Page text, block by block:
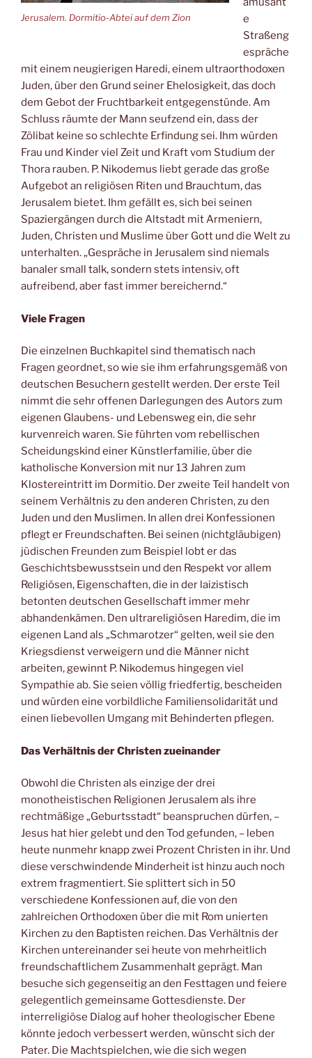
Jerusalem. Dormitio-Abtei auf dem Zion
e
Straßeng
espräche
mit einem neugierigen Haredi, einem ultraorthodoxen
Juden, über den Grund seiner Ehelosigkeit, das doch
dem Gebot der Fruchtbarkeit entgegenstünde. Am
Schluss räumte der Mann seufzend ein, dass der
Zölibat keine so schlechte Erfindung sei. Ihm würden
Frau und Kinder viel Zeit und Kraft vom Studium der
Thora rauben. P. Nikodemus liebt gerade das große
Aufgebot an religiösen Riten und Brauchtum, das
Jerusalem bietet. Ihm gefällt es, sich bei seinen
Spaziergängen durch die Altstadt mit Armeniern,
Juden, Christen und Muslime über Gott und die Welt zu
unterhalten. „Gespräche in Jerusalem sind niemals
banaler small talk, sondern stets intensiv, oft
aufreibend, aber fast immer bereichernd.“
Viele Fragen
Die einzelnen Buchkapitel sind thematisch nach
Fragen geordnet, so wie sie ihm erfahrungsgemäß von
deutschen Besuchern gestellt werden. Der erste Teil
nimmt die sehr offenen Darlegungen des Autors zum
eigenen Glaubens- und Lebensweg ein, die sehr
kurvenreich waren. Sie führten vom rebellischen
Scheidungskind einer Künstlerfamilie, über die
katholische Konversion mit nur 13 Jahren zum
Klostereintritt im Dormitio. Der zweite Teil handelt von
seinem Verhältnis zu den anderen Christen, zu den
Juden und den Muslimen. In allen drei Konfessionen
pflegt er Freundschaften. Bei seinen (nichtgläubigen)
jüdischen Freunden zum Beispiel lobt er das
Geschichtsbewusstsein und den Respekt vor allem
Religiösen, Eigenschaften, die in der laizistisch
betonten deutschen Gesellschaft immer mehr
abhandenkämen. Den ultrareligiösen Haredim, die im
eigenen Land als „Schmarotzer“ gelten, weil sie den
Kriegsdienst verweigern und die Männer nicht
arbeiten, gewinnt P. Nikodemus hingegen viel
Sympathie ab. Sie seien völlig friedfertig, bescheiden
und würden eine vorbildliche Familiensolidarität und
einen liebevollen Umgang mit Behinderten pflegen.
Das Verhältnis der Christen zueinander
Obwohl die Christen als einzige der drei
monotheistischen Religionen Jerusalem als ihre
rechtmäßige „Geburtsstadt“ beanspruchen dürfen, –
Jesus hat hier gelebt und den Tod gefunden, – leben
heute nunmehr knapp zwei Prozent Christen in ihr. Und
diese verschwindende Minderheit ist hinzu auch noch
extrem fragmentiert. Sie splittert sich in 50
verschiedene Konfessionen auf, die von den
zahlreichen Orthodoxen über die mit Rom unierten
Kirchen zu den Baptisten reichen. Das Verhältnis der
Kirchen untereinander sei heute von mehrheitlich
freundschaftlichem Zusammenhalt geprägt. Man
besuche sich gegenseitig an den Festtagen und feiere
gelegentlich gemeinsame Gottesdienste. Der
interreligiöse Dialog auf hoher theologischer Ebene
könnte jedoch verbessert werden, wünscht sich der
Pater. Die Machtspielchen, wie die sich wegen